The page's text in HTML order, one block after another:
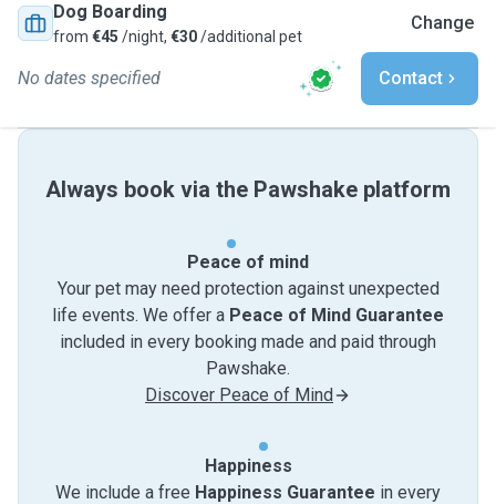
Dog Boarding
from €45 /night, €30/additional pet
Change
No dates specified Contact
Always book via the Pawshake platform
Peace of mind
Your pet may need protection against unexpected
life events. We offer a Peace of Mind Guarantee
included in every booking made and paid through
Pawshake.
Discover Peace of Mind
Happiness
We include a free Happiness Guarantee in every